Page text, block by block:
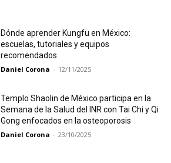
Dónde aprender Kungfu en México:
escuelas, tutoriales y equipos
recomendados
Daniel Corona - 12/11/2025
Templo Shaolin de México participa en la
Semana de la Salud del INR con Tai Chi y Qi
Gong enfocados en la osteoporosis
Daniel Corona - 23/10/2025